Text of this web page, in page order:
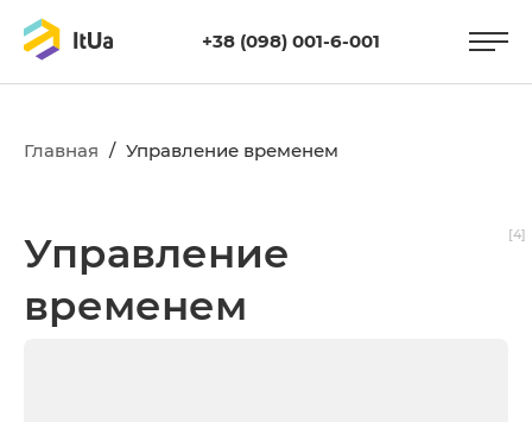
+38 (098) 001-6-001
Главная / Управление временем
Управление
временем
[4]